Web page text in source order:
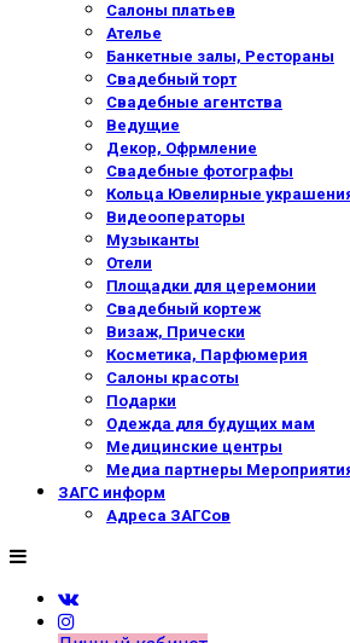
Салоны платьев
Ателье
Банкетные залы, Рестораны
Свадебный торт
Свадебные агентства
Ведущие
Декор, Офрмление
Свадебные фотографы
Кольца Ювелирные
Видеооператоры
Музыканты
Отели
Площадки для церемонии
Свадебный кортеж
Визаж, Прически
Косметика, Парфюмерия
Салоны красоты
Подарки
Одежда для будущих мам
Медицинские центры
Медиа партнеры
ЗАГС информ
Адреса ЗАГСов